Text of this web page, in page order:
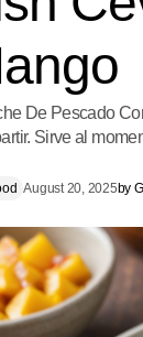
De Pescado
Sirve al
August 20, 2025by